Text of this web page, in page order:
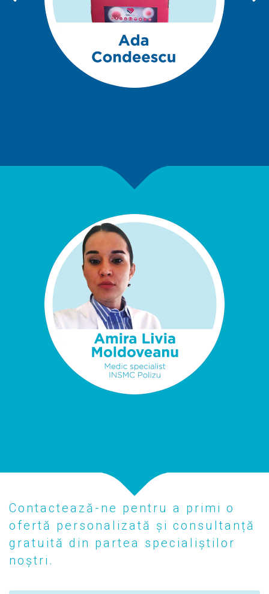
Contactează-ne pentru a primi o
ofertă personalizată și consultanță
gratuită din partea specialiștilor
noștri.